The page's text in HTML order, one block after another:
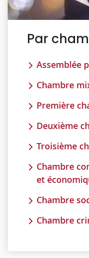
Par
Assemblée
Chambre
Première
Deuxième
Troisième
Chambre
et
Chambre
Chambre